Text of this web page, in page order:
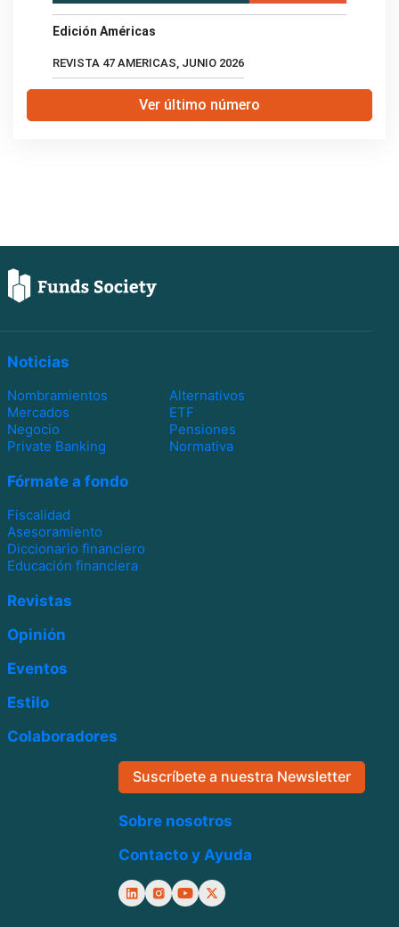
Edición Américas
REVISTA 47 AMERICAS, JUNIO 2026
Ver último número
Noticias
Nombramientos
Alternativos
Mercados
ETF
Negocio
Pensiones
Private Banking
Normativa
Fórmate a fondo
Fiscalidad
Asesoramiento
Diccionario financiero
Educación financiera
Revistas
Opinión
Eventos
Estilo
Colaboradores
Suscríbete a nuestra Newsletter
Sobre nosotros
Contacto y Ayuda